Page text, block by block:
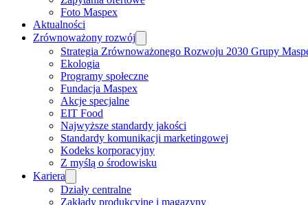
Foto Maspex
Aktualności
Zrównoważony rozwój
Strategia Zrównoważonego Rozwoju 2030 Grupy
Ekologia
Programy społeczne
Fundacja Maspex
Akcje specjalne
EIT Food
Najwyższe standardy jakości
Standardy komunikacji marketingowej
Kodeks korporacyjny
Z myślą o środowisku
Kariera
Działy centralne
Zakłady produkcyjne i magazyny